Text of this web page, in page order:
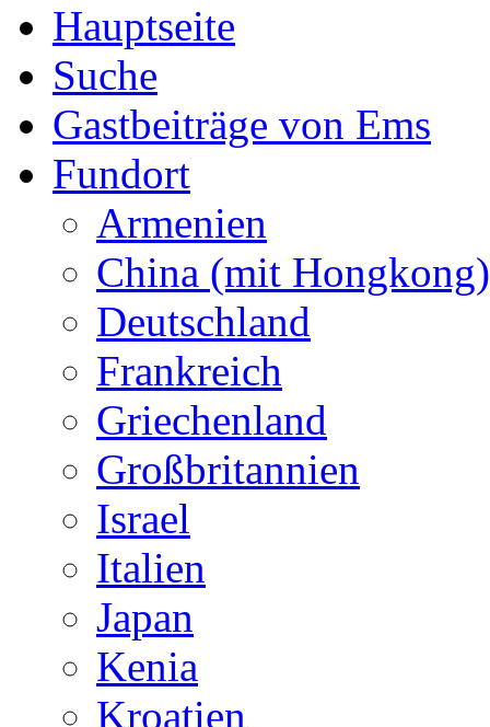
Hauptseite
Suche
Gastbeiträge von Ems
Fundort
Armenien
China (mit Hongkong)
Deutschland
Frankreich
Griechenland
Großbritannien
Israel
Italien
Japan
Kenia
Kroatien